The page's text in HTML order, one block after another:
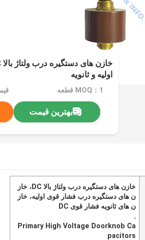
اولیه و ثانویه
MOQ：1 قطعه
بهترین قیمت
خازن های دستگیره درب ولتاژ بالا DC، خاز
ن های دستگیره درب فشار قوی اولیه، خاز
ن های ثانویه فشار قوی DC
,
Primary High Voltage Doorknob Ca
pacitors